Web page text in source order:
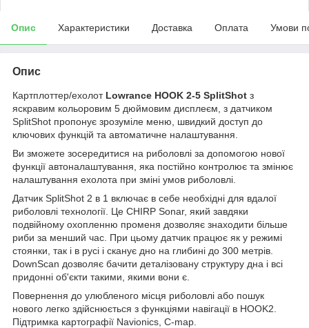
Опис Характеристики Доставка Оплата Умови
Опис
Картплоттер/ехолот Lowrance HOOK 2-5 SplitShot з
яскравим кольоровим 5 дюймовим дисплеєм, з датчиком
SplitShot пропонує зрозуміле меню, швидкий доступ до
ключових функцій та автоматичне налаштування.
Ви зможете зосередитися на риболовлі за допомогою нової
функції автоналаштування, яка постійно контролює та змінює
налаштування ехолота при зміні умов риболовлі.
Датчик SplitShot 2 в 1 включає в себе необхідні для вдалої
риболовлі технології. Це CHIRP Sonar, який завдяки
подвійному охопленню променя дозволяє знаходити більше
риби за менший час. При цьому датчик працює як у режимі
стоянки, так і в русі і сканує дно на глибині до 300 метрів.
DownScan дозволяє бачити деталізовану структуру дна і всі
придонні об'єкти такими, якими вони є.
Повернення до улюбленого місця риболовлі або пошук
нового легко здійснюється з функціями навігації в HOOK2.
Підтримка картографії Navionics, C-map.